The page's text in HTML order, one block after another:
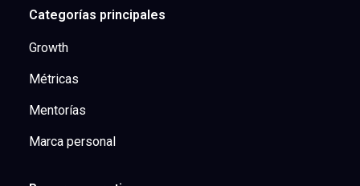
Categorías principales
Growth
Métricas
Mentorías
Marca personal